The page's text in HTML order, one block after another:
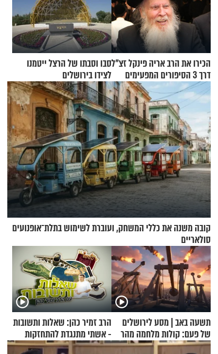
הכירו את הרב אריה פינקל זצ"ל
דרך 3 הסיפורים המפעימים
האלה
סבו וסבתו של הרצל ייטמנו
לצידו בירושלים
קובה משנה את כללי המשחק, ועוברת לשימוש בתלת־אופנועים
סולאריים
תשעה באב | מסע לירושלים
של פעם: קולות מלחמה מהר
הזיתים
הרב זמיר כהן: שאלות ותשובות
- אשתי מתנגדת להתחזקות
שלי